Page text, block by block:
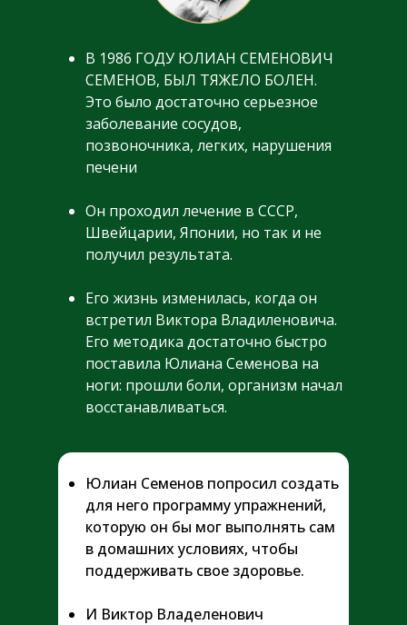
В 1986 ГОДУ ЮЛИАН СЕМЕНОВИЧ
СЕМЕНОВ, БЫЛ ТЯЖЕЛО БОЛЕН.
Это было достаточно серьезное
заболевание сосудов,
позвоночника, легких, нарушения
печени
Он проходил лечение в СССР,
Швейцарии, Японии, но так и не
получил результата.
Его жизнь изменилась, когда он
встретил Виктора Владиленовича.
Его методика достаточно быстро
поставила Юлиана Семенова на
ноги: прошли боли, организм начал
восстанавливаться.
Юлиан Семенов попросил создать
для него программу упражнений,
которую он бы мог выполнять сам
в домашних условиях, чтобы
поддерживать свое здоровье.
И Виктор Владеленович